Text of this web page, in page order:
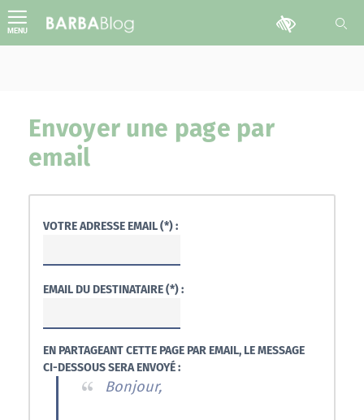
Aller
au
contenu
Outils
MENU
Envoyer une page par
email
VOTRE ADRESSE EMAIL (*) :
EMAIL DU DESTINATAIRE (*) :
EN PARTAGEANT CETTE PAGE PAR EMAIL, LE MESSAGE
CI-DESSOUS SERA ENVOYÉ :
Bonjour,